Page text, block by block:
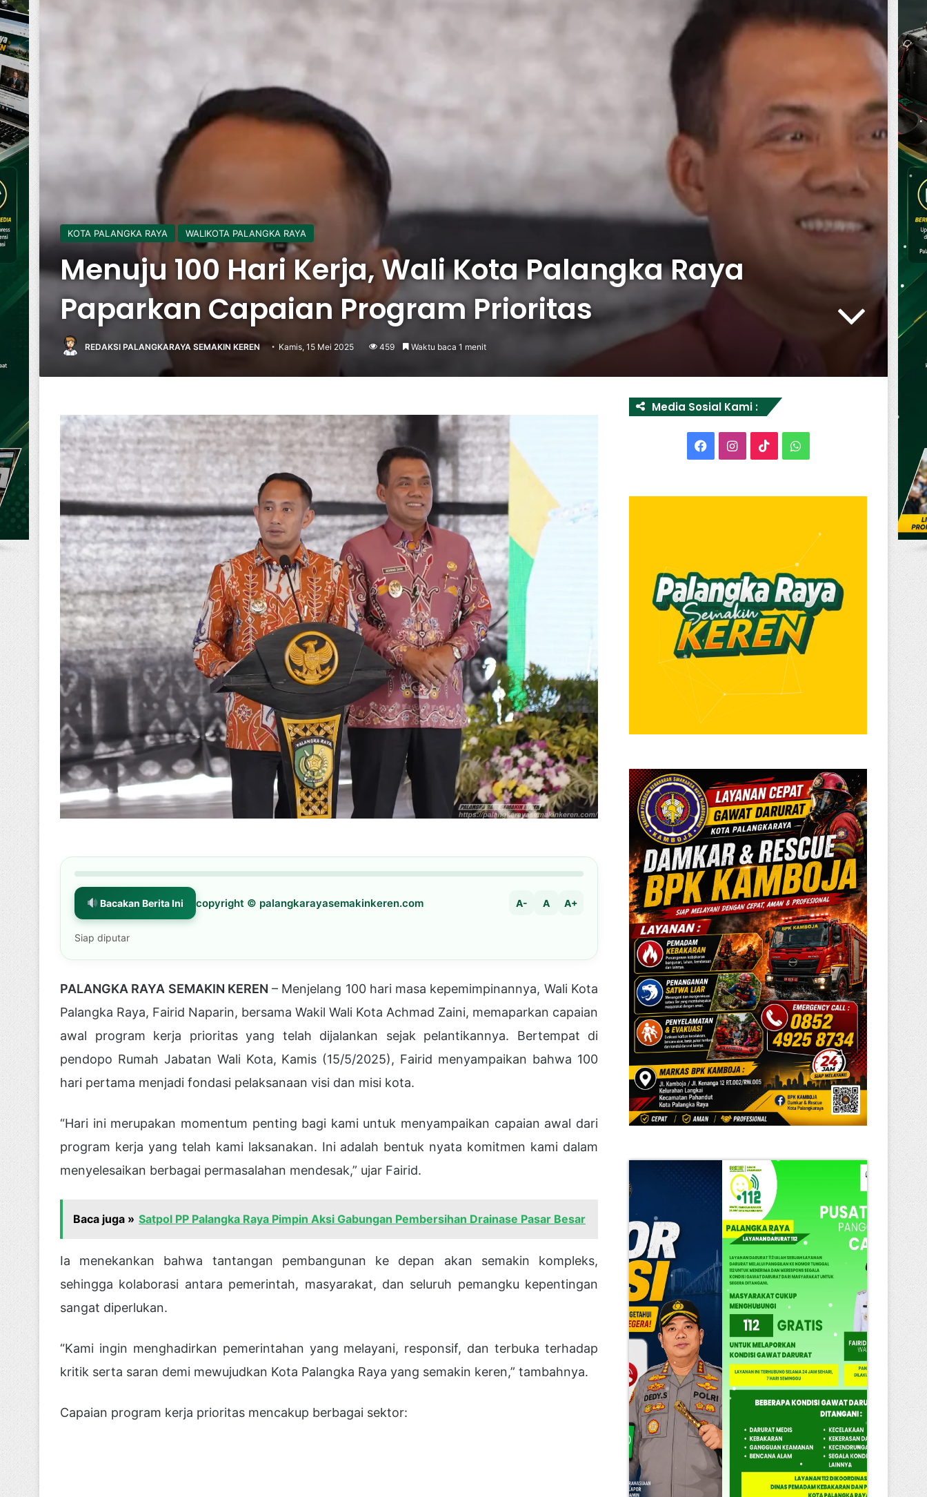
KOTA PALANGKA RAYA WALIKOTA PALANGKA RAYA
Menuju 100 Hari Kerja, Wali Kota Palangka Raya
Paparkan Capaian Program Prioritas
REDAKSI PALANGKARAYA SEMAKIN KEREN Kamis, 15 Mei 2025 459 Waktu baca 1 menit
Bacakan Berita Ini copyright © palangkarayasemakinkeren.com A- A A+
Siap diputar
PALANGKA RAYA SEMAKIN KEREN – Menjelang 100 hari masa kepemimpinannya, Wali Kota
Palangka Raya, Fairid Naparin, bersama Wakil Wali Kota Achmad Zaini, memaparkan capaian
awal program kerja prioritas yang telah dijalankan sejak pelantikannya. Bertempat di
pendopo Rumah Jabatan Wali Kota, Kamis (15/5/2025), Fairid menyampaikan bahwa 100
hari pertama menjadi fondasi pelaksanaan visi dan misi kota.
“Hari ini merupakan momentum penting bagi kami untuk menyampaikan capaian awal dari
program kerja yang telah kami laksanakan. Ini adalah bentuk nyata komitmen kami dalam
menyelesaikan berbagai permasalahan mendesak,” ujar Fairid.
Baca juga » Satpol PP Palangka Raya Pimpin Aksi Gabungan Pembersihan Drainase Pasar Besar
Ia menekankan bahwa tantangan pembangunan ke depan akan semakin kompleks,
sehingga kolaborasi antara pemerintah, masyarakat, dan seluruh pemangku kepentingan
sangat diperlukan.
“Kami ingin menghadirkan pemerintahan yang melayani, responsif, dan terbuka terhadap
kritik serta saran demi mewujudkan Kota Palangka Raya yang semakin keren,” tambahnya.
Capaian program kerja prioritas mencakup berbagai sektor:
Media Sosial Kami :
FacebookInstagram
TikTokWhatsApp